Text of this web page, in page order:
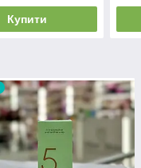
Купити